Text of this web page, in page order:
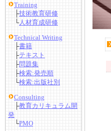
Training
├技術教育研修
└人材育成研修
Technical Writing
├書籍
├テキスト
├問題集
├検索:発売順
└検索:出版社別
Consulting
├教育カリキュラム開
発
└PMO